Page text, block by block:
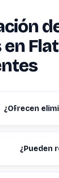
en
¿Ofrecen
¿Pueden